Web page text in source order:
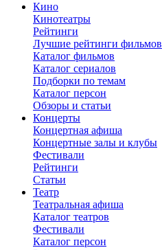
Кино
Кинотеатры
Рейтинги
Лучшие рейтинги фильмов
Каталог фильмов
Каталог сериалов
Подборки по темам
Каталог персон
Обзоры и статьи
Концерты
Концертная афиша
Концертные залы и клубы
Фестивали
Рейтинги
Статьи
Театр
Театральная афиша
Каталог театров
Фестивали
Каталог персон